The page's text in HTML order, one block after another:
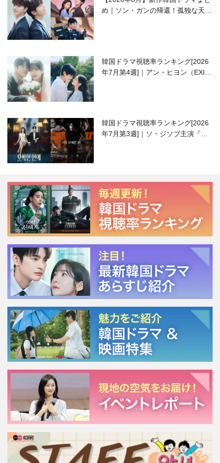
め｜ソン・ガンの帰還！孤独な天才
韓国ドラマ視聴率ランキング[2026
年7月第4週]｜アン・ヒヨン（EXID
韓国ドラマ視聴率ランキング[2026
年7月第3週]｜ソ・ジソブ主演『エ